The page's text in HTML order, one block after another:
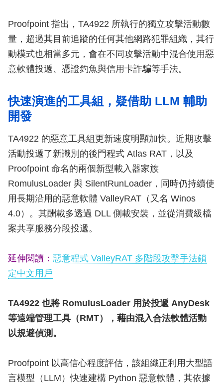
Proofpoint 指出，TA4922 所執行的獨立攻擊活動數
量，超過其目前追蹤的任何其他網路犯罪組織，其行
動模式也相當多元，會在不同攻擊活動中混合使用惡
意軟體投遞、憑證釣魚與信用卡詐騙等手法。
快速演進的工具組，疑借助 LLM 輔助
開發
TA4922 的惡意工具組更新速度明顯加快。近期攻擊
活動投遞了新識別的後門程式 Atlas RAT，以及
Proofpoint 命名的兩個新型載入器家族
RomulusLoader 與 SilentRunLoader，同時仍持續使
用長期沿用的惡意軟體 ValleyRAT（又名 Winos
4.0）。其酬載多透過 DLL 側載安裝，並從消費級檔
案共享服務分段投遞。
延伸閱讀： 惡意程式 ValleyRAT 多階段攻擊手法鎖
定中文用戶
TA4922 也將 RomulusLoader 用於投遞 AnyDesk
等遠端管理工具（RMT），藉由混入合法軟體活動
以規避偵測。
Proofpoint 以高信心程度評估，該組織正利用大型語
言模型（LLM）快速建構 Python 惡意軟體，其依據